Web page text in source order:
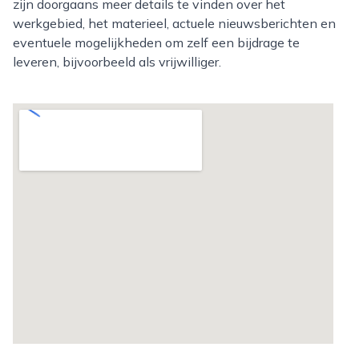
zijn doorgaans meer details te vinden over het
werkgebied, het materieel, actuele nieuwsberichten en
eventuele mogelijkheden om zelf een bijdrage te
leveren, bijvoorbeeld als vrijwilliger.